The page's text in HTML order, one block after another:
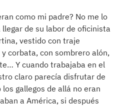
como mi padre? No me lo
de su labor de oficinista
vestido con traje
corbata, con sombrero alón,
Y cuando trabajaba en el
claro parecía disfrutar de
gallegos de allá no eran
a América, si después